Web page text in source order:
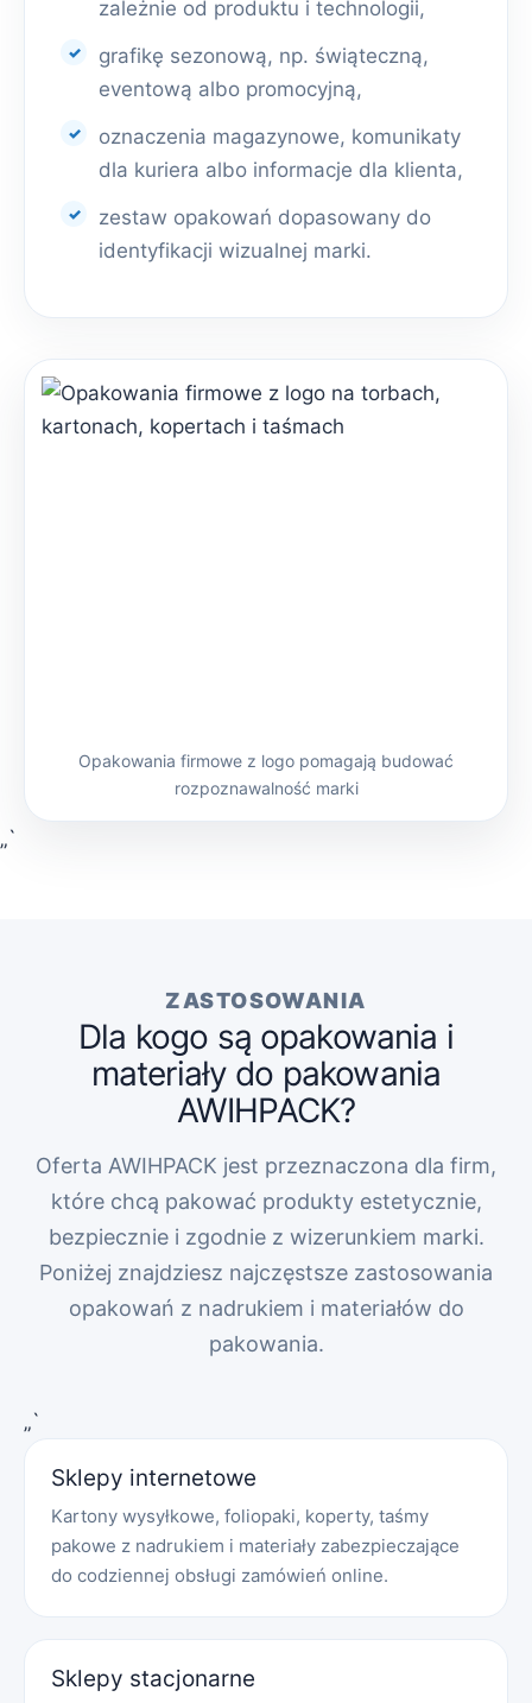
zależnie od produktu i technologii,
grafikę sezonową, np. świąteczną,
eventową albo promocyjną,
oznaczenia magazynowe, komunikaty
dla kuriera albo informacje dla klienta,
zestaw opakowań dopasowany do
identyfikacji wizualnej marki.
Opakowania firmowe z logo pomagają budować
rozpoznawalność marki
„`
ZASTOSOWANIA
Dla kogo są opakowania i
materiały do pakowania
AWIHPACK?
Oferta AWIHPACK jest przeznaczona dla firm,
które chcą pakować produkty estetycznie,
bezpiecznie i zgodnie z wizerunkiem marki.
Poniżej znajdziesz najczęstsze zastosowania
opakowań z nadrukiem i materiałów do
pakowania.
„`
Sklepy internetowe
Kartony wysyłkowe, foliopaki, koperty, taśmy
pakowe z nadrukiem i materiały zabezpieczające
do codziennej obsługi zamówień online.
Sklepy stacjonarne